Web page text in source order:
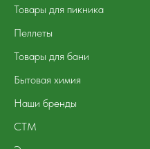
Товары для пикника
Пеллеты
Товары для бани
Бытовая химия
Наши бренды
СТМ